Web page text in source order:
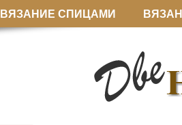
ВЯЗАНИЕ СПИЦАМИ